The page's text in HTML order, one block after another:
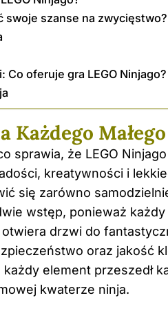
swoje szanse na zwycięstwo?
oferuje gra LEGO Ninjago?
Każdego
sprawia, że LEGO
kreatywności i
się zarówno
wstęp, ponieważ
drzwi do
oraz jakość
element przeszedł
kwaterze ninja.